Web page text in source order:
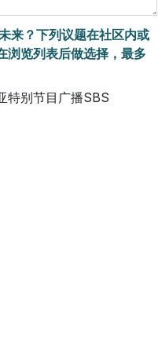
来？下列议题在社区内或
浏览列表后做选择，最多
特别节目广播SBS